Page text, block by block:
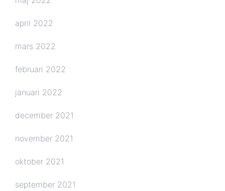
april 2022
mars 2022
februari 2022
januari 2022
december 2021
november 2021
oktober 2021
september 2021